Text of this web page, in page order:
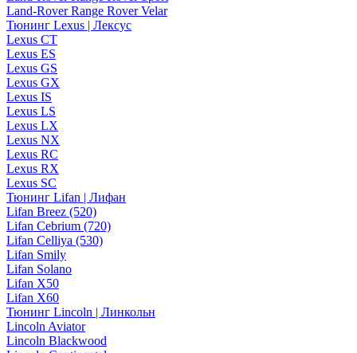
Land-Rover Range Rover Velar
Тюнинг Lexus | Лексус
Lexus CT
Lexus ES
Lexus GS
Lexus GX
Lexus IS
Lexus LS
Lexus LX
Lexus NX
Lexus RC
Lexus RX
Lexus SC
Тюнинг Lifan | Лифан
Lifan Breez (520)
Lifan Cebrium (720)
Lifan Celliya (530)
Lifan Smily
Lifan Solano
Lifan X50
Lifan X60
Тюнинг Lincoln | Линкольн
Lincoln Aviator
Lincoln Blackwood